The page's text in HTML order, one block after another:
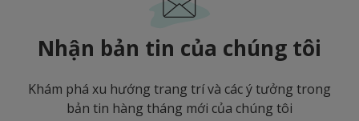
Nhận bản tin của chúng tôi
Khám phá xu hướng trang trí và các ý tưởng trong
bản tin hàng tháng mới của chúng tôi